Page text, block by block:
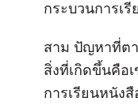
กระบวนการเ
สาม ปัญหาที่ต
สิ่งที่เกิดขึ้นคือ
การเรียนหนัง